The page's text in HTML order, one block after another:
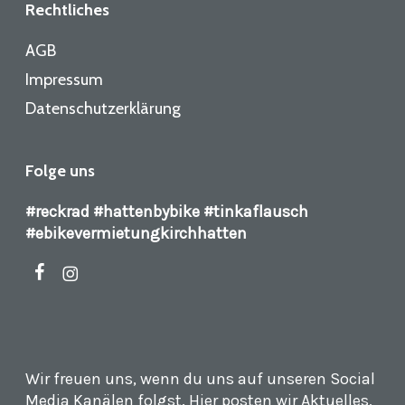
Rechtliches
AGB
Impressum
Datenschutzerklärung
Folge uns
#reckrad #hattenbybike #tinkaflausch
#ebikevermietungkirchhatten
facebookinstagram
Wir freuen uns, wenn du uns auf unseren Social
Media Kanälen folgst. Hier posten wir Aktuelles,